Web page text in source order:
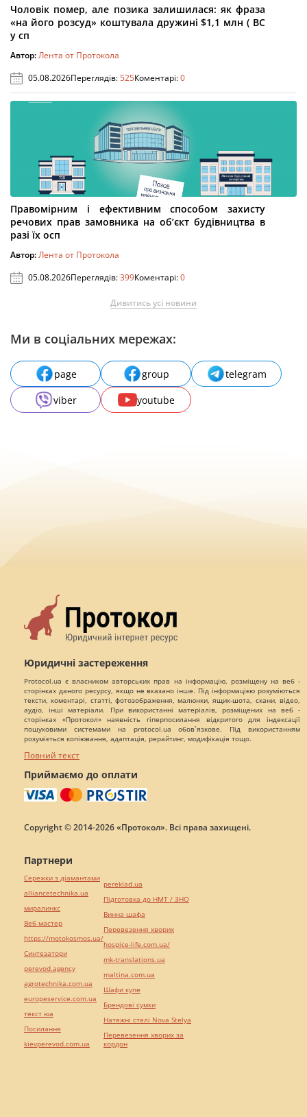
Чоловік помер, але позика залишилася: як фраза
«на його розсуд» коштувала дружині $1,1 млн ( ВС
у сп
Автор:Лента от Протокола
05.08.2026Переглядів:525Коментарі:0
Правомірним і ефективним способом захисту
речових прав замовника на об’єкт будівництва в
разі їх осп
Автор:Лента от Протокола
05.08.2026Переглядів:399Коментарі:0
Дивитись усі новини
Ми в соціальних мережах:
page group
telegram
viber
youtube
Юридичні застереження
Protocol.ua є власником авторських прав на інформацію, розміщену на веб -
сторінках даного ресурсу, якщо не вказано інше. Під інформацією розуміються
тексти, коментарі, статті, фотозображення, малюнки, ящик-шота, скани, відео,
аудіо, інші матеріали. При використанні матеріалів, розміщених на веб -
сторінках «Протокол» наявність гіперпосилання відкритого для індексації
пошуковими системами на protocol.ua обов`язкове. Під використанням
розуміється копіювання, адаптація, рерайтинг, модифікація тощо.
Повний текст
Приймаємо до оплати
Copyright © 2014-2026 «Протокол». Всі права захищені.
Партнери
Сережки з діамантами
alliancetechnika.ua
миралинкс
Веб мастер
https://motokosmos.ua/
Синтезатори
perevod.agency
agrotechnika.com.ua
europeservice.com.ua
текст юа
Посилання
kievperevod.com.ua
pereklad.ua
Підготовка до НМТ / ЗНО
Винна шафа
Перевезення хворих
hospice-life.com.ua/
mk-translations.ua
maltina.com.ua
Шафи купе
Брендові сумки
Натяжні стелі Nova Stelya
Перевезення хворих за
кордон